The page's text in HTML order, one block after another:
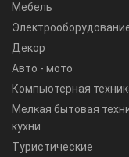
Мебель
Декор
Авто - мото
Компьютерная
Мелкая бытовая
кухни
Туристические